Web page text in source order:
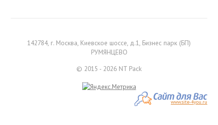
142784, г. Москва, Киевское шоссе, д.1, Бизнес парк (БП)
РУМЯНЦЕВО
© 2015 - 2026 NT Pack
www.site-4you.ru